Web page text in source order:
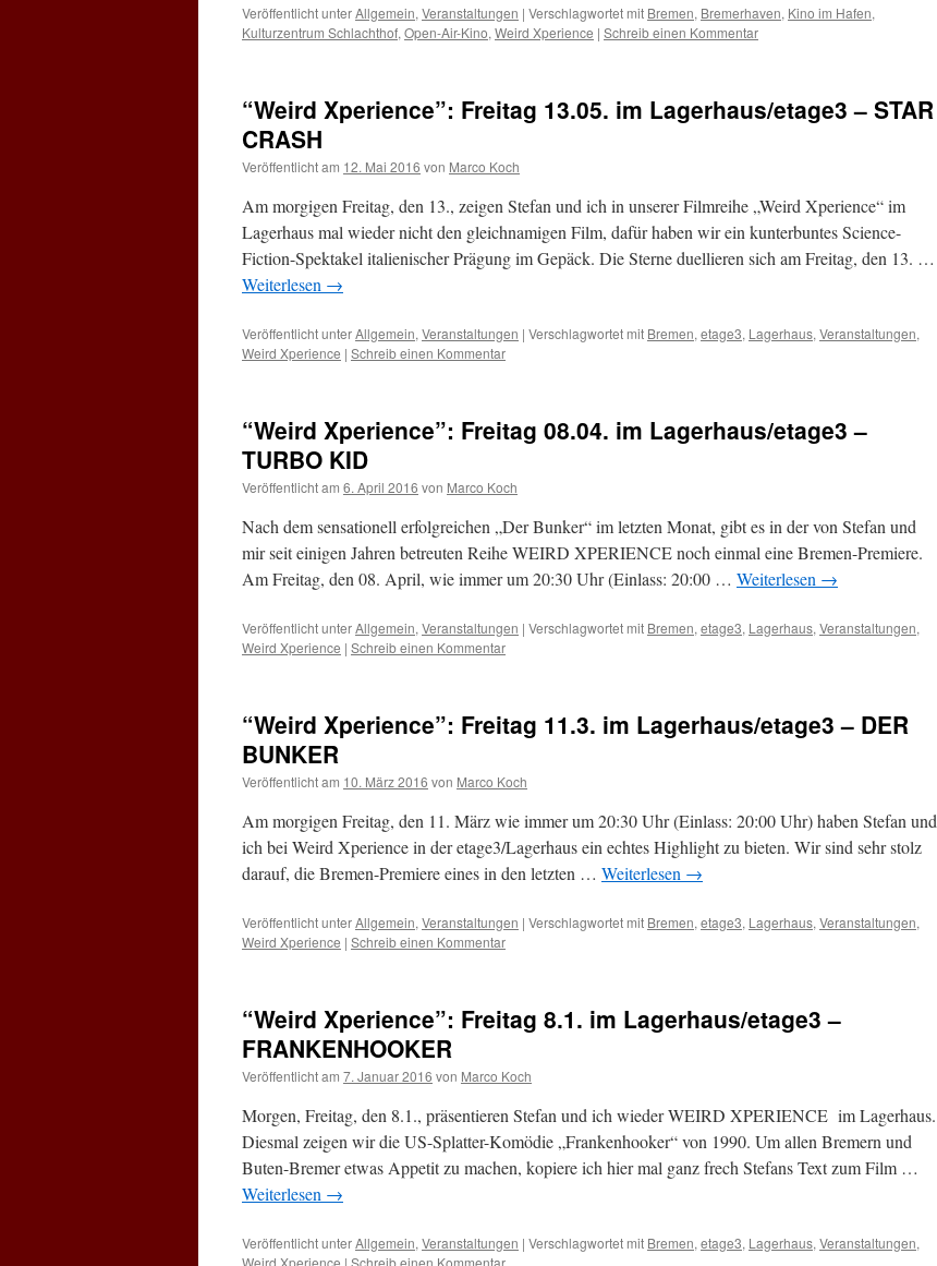
Veröffentlicht unterAllgemein, Veranstaltungen | Verschlagwortet mit Bremen, Bremerhaven, Kino im Hafen,
Kulturzentrum Schlachthof, Open-Air-Kino, Weird Xperience | Schreib einen Kommentar
“Weird Xperience”: Freitag 13.05. im Lagerhaus/etage3 – STAR
CRASH
Veröffentlicht am 12. Mai 2016 von Marco Koch
Am morgigen Freitag, den 13., zeigen Stefan und ich in unserer Filmreihe „Weird Xperience“ im
Lagerhaus mal wieder nicht den gleichnamigen Film, dafür haben wir ein kunterbuntes Science-
Fiction-Spektakel italienischer Prägung im Gepäck. Die Sterne duellieren sich am Freitag, den 13. …
Weiterlesen →
Veröffentlicht unterAllgemein, Veranstaltungen | Verschlagwortet mit Bremen, etage3, Lagerhaus, Veranstaltungen,
Weird Xperience | Schreib einen Kommentar
“Weird Xperience”: Freitag 08.04. im Lagerhaus/etage3 –
TURBO KID
Veröffentlicht am 6. April 2016 von Marco Koch
Nach dem sensationell erfolgreichen „Der Bunker“ im letzten Monat, gibt es in der von Stefan und
mir seit einigen Jahren betreuten Reihe WEIRD XPERIENCE noch einmal eine Bremen-Premiere.
Am Freitag, den 08. April, wie immer um 20:30 Uhr (Einlass: 20:00 … Weiterlesen →
Veröffentlicht unterAllgemein, Veranstaltungen | Verschlagwortet mit Bremen, etage3, Lagerhaus, Veranstaltungen,
Weird Xperience | Schreib einen Kommentar
“Weird Xperience”: Freitag 11.3. im Lagerhaus/etage3 – DER
BUNKER
Veröffentlicht am 10. März 2016 von Marco Koch
Am morgigen Freitag, den 11. März wie immer um 20:30 Uhr (Einlass: 20:00 Uhr) haben Stefan und
ich bei Weird Xperience in der etage3/Lagerhaus ein echtes Highlight zu bieten. Wir sind sehr stolz
darauf, die Bremen-Premiere eines in den letzten … Weiterlesen →
Veröffentlicht unterAllgemein, Veranstaltungen | Verschlagwortet mit Bremen, etage3, Lagerhaus, Veranstaltungen,
Weird Xperience | Schreib einen Kommentar
“Weird Xperience”: Freitag 8.1. im Lagerhaus/etage3 –
FRANKENHOOKER
Veröffentlicht am 7. Januar 2016 von Marco Koch
Morgen, Freitag, den 8.1., präsentieren Stefan und ich wieder WEIRD XPERIENCE im Lagerhaus.
Diesmal zeigen wir die US-Splatter-Komödie „Frankenhooker“ von 1990. Um allen Bremern und
Buten-Bremer etwas Appetit zu machen, kopiere ich hier mal ganz frech Stefans Text zum Film …
Weiterlesen →
Veröffentlicht unterAllgemein, Veranstaltungen | Verschlagwortet mit Bremen, etage3, Lagerhaus, Veranstaltungen,
Weird Xperience | Schreib einen Kommentar